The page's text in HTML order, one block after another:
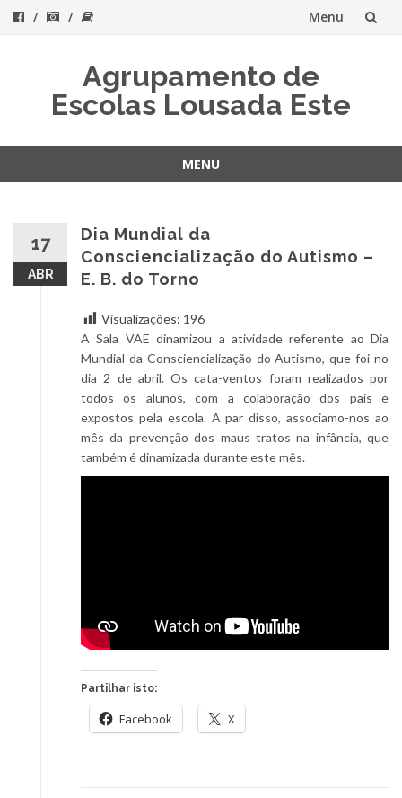
Menu
content
Agrupamento de
Escolas Lousada Este
MENU
17
ABR
Dia Mundial da
Consciencialização do Autismo –
E. B. do Torno
Visualizações: 196
A Sala VAE dinamizou a atividade referente ao Dia
Mundial da Consciencialização do Autismo, que foi no
dia 2 de abril. Os cata-ventos foram realizados por
todos os alunos, com a colaboração dos pais e
expostos pela escola. A par disso, associamo-nos ao
mês da prevenção dos maus tratos na infância, que
também é dinamizada durante este mês.
Partilhar isto:
Facebook X